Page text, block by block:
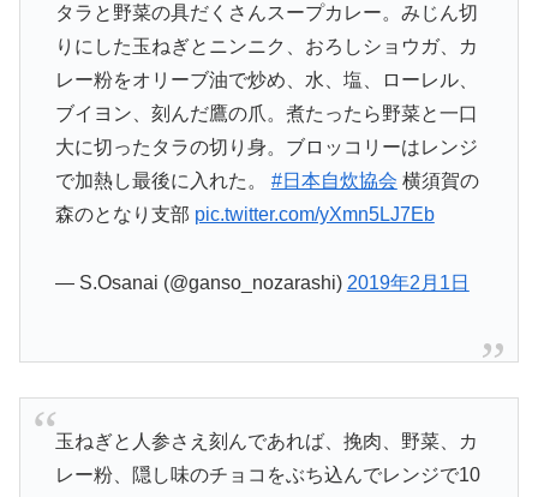
タラと野菜の具だくさんスープカレー。みじん切
りにした玉ねぎとニンニク、おろしショウガ、カ
レー粉をオリーブ油で炒め、水、塩、ローレル、
ブイヨン、刻んだ鷹の爪。煮たったら野菜と一口
大に切ったタラの切り身。ブロッコリーはレンジ
で加熱し最後に入れた。 #日本自炊協会 横須賀の
森のとなり支部 pic.twitter.com/yXmn5LJ7Eb
— S.Osanai (@ganso_nozarashi) 2019年2月1日
玉ねぎと人参さえ刻んであれば、挽肉、野菜、カ
レー粉、隠し味のチョコをぶち込んでレンジで10